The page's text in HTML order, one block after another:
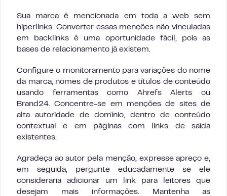
Sua marca é mencionada em toda a web sem
hiperlinks. Converter essas menções não vinculadas
em backlinks é uma oportunidade fácil, pois as
bases de relacionamento já existem.
Configure o monitoramento para variações do nome
da marca, nomes de produtos e títulos de conteúdo
usando ferramentas como Ahrefs Alerts ou
Brand24. Concentre-se em menções de sites de
alta autoridade de domínio, dentro de conteúdo
contextual e em páginas com links de saída
existentes.
Agradeça ao autor pela menção, expresse apreço e,
em seguida, pergunte educadamente se ele
consideraria adicionar um link para leitores que
desejam mais informações. Mantenha as